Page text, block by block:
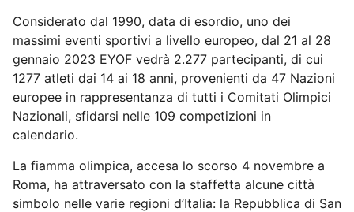
Considerato dal 1990, data di esordio, uno dei
massimi eventi sportivi a livello europeo, dal 21 al 28
gennaio 2023 EYOF vedrà 2.277 partecipanti, di cui
1277 atleti dai 14 ai 18 anni, provenienti da 47 Nazioni
europee in rappresentanza di tutti i Comitati Olimpici
Nazionali, sfidarsi nelle 109 competizioni in
calendario.
La fiamma olimpica, accesa lo scorso 4 novembre a
Roma, ha attraversato con la staffetta alcune città
simbolo nelle varie regioni d’Italia: la Repubblica di San